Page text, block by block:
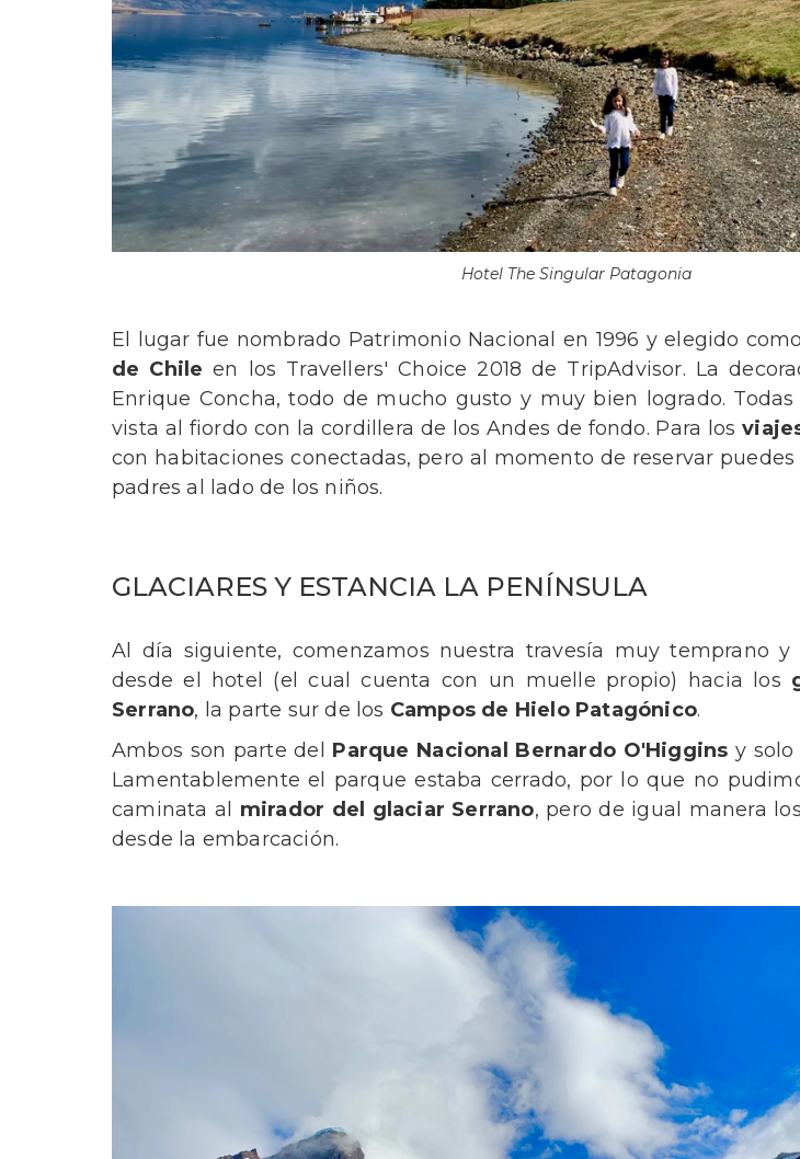
Hotel The Singular Patagonia
El lugar fue nombrado Patrimonio Nacional en 1996 y elegido
de Chile en los Travellers' Choice 2018 de TripAdvisor. La
Enrique Concha, todo de mucho gusto y muy bien logrado.
vista al fiordo con la cordillera de los Andes de fondo. Para los
con habitaciones conectadas, pero al momento de reservar
padres al lado de los niños.
GLACIARES Y ESTANCIA LA PENÍNSULA
Al día siguiente, comenzamos nuestra travesía muy temprano y
desde el hotel (el cual cuenta con un muelle propio) hacia los
Serrano, la parte sur de los Campos de Hielo Patagónico.
Ambos son parte del Parque Nacional Bernardo O'Higgins y solo
Lamentablemente el parque estaba cerrado, por lo que no
caminata al mirador del glaciar Serrano, pero de igual manera
desde la embarcación.